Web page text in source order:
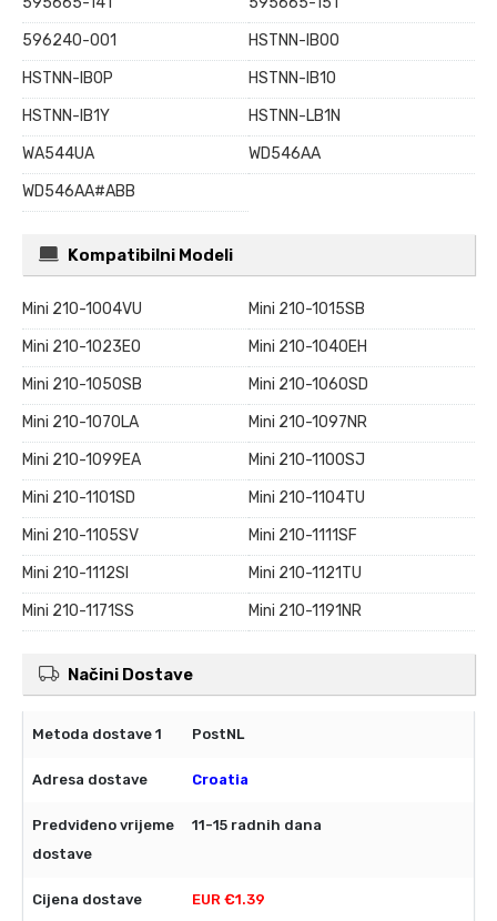
596240-001
HSTNN-IB0O
HSTNN-IB0P
HSTNN-IB1O
HSTNN-IB1Y
HSTNN-LB1N
WA544UA
WD546AA
WD546AA#ABB
Kompatibilni Modeli
Mini 210-1004VU
Mini 210-1015SB
Mini 210-1023EO
Mini 210-1040EH
Mini 210-1050SB
Mini 210-1060SD
Mini 210-1070LA
Mini 210-1097NR
Mini 210-1099EA
Mini 210-1100SJ
Mini 210-1101SD
Mini 210-1104TU
Mini 210-1105SV
Mini 210-1111SF
Mini 210-1112SI
Mini 210-1121TU
Mini 210-1171SS
Mini 210-1191NR
Načini Dostave
PostNL
Croatia
11-15 radnih dana
EUR €1.39